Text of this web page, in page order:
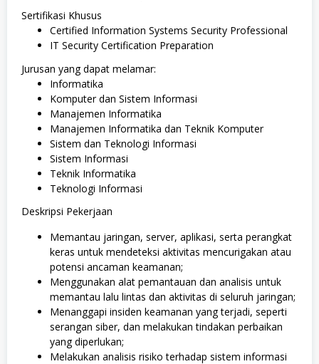
Sertifikasi Khusus
Certified Information Systems Security Professional
IT Security Certification Preparation
Jurusan yang dapat melamar:
Informatika
Komputer dan Sistem Informasi
Manajemen Informatika
Manajemen Informatika dan Teknik Komputer
Sistem dan Teknologi Informasi
Sistem Informasi
Teknik Informatika
Teknologi Informasi
Deskripsi Pekerjaan
Memantau jaringan, server, aplikasi, serta perangkat
keras untuk mendeteksi aktivitas mencurigakan atau
potensi ancaman keamanan;
Menggunakan alat pemantauan dan analisis untuk
memantau lalu lintas dan aktivitas di seluruh jaringan;
Menanggapi insiden keamanan yang terjadi, seperti
serangan siber, dan melakukan tindakan perbaikan
yang diperlukan;
Melakukan analisis risiko terhadap sistem informasi